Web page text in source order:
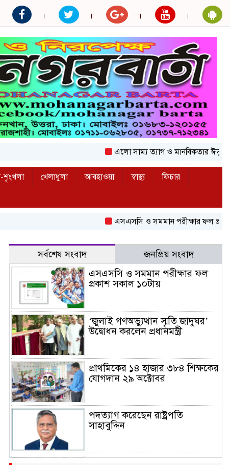
এলো সাম্য ত্যাগ ও মানবিকতার ঈদুল আজহা
খেলাধুলা আবহাওয়া স্বাস্থ্য
ফিচার
এসএসসি ও সমমান পরীক্ষার ফল প্রকাশ সকাল
সর্বশেষ সংবাদ জনপ্রিয় সংবাদ
এসএসসি ও সমমান পরীক্ষার ফল
প্রকাশ সকাল ১০টায়
‘জুলাই গণঅভ্যুত্থান স্মৃতি জাদুঘর’
উদ্বোধন করলেন প্রধানমন্ত্রী
প্রাথমিকের ১৪ হাজার ৩৮৪ শিক্ষকের
যোগদান ২৯ অক্টোবর
পদত্যাগ করেছেন রাষ্ট্রপতি
সাহাবুদ্দিন